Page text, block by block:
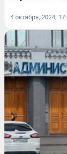
4 октября, 2024,